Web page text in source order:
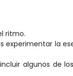
ritmo.
experimentar la
algunos de